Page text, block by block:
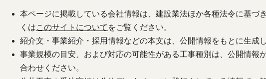
本ページに掲載している会社情報は、建設業法ほか各種法令に基づ
くはこのサイトについて をご覧ください。
紹介文・事業紹介・採用情報などの本文は、公開情報をもとに生成
事業規模の目安、および対応の可能性がある工事種別は、公開情
合わせください。